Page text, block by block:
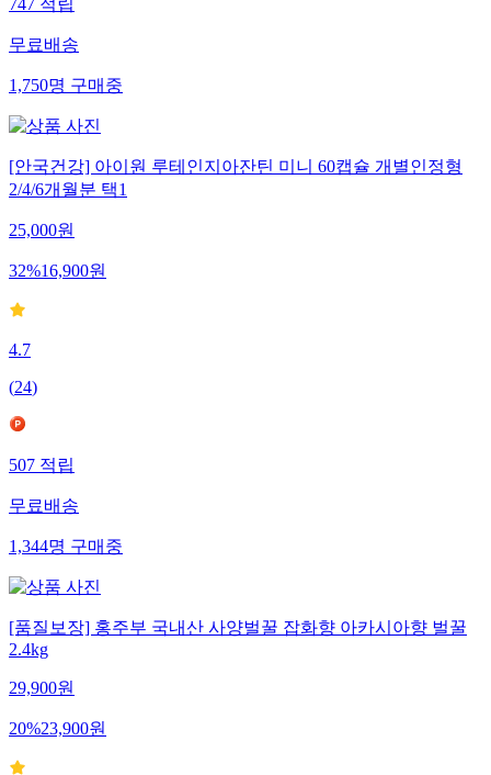
747적립
무료배송
1,750명구매중
[안국건강] 아이원 루테인지아잔틴 미니 60캡슐 개별인정형
2/4/6개월분 택1
25,000원
32%16,900원
4.7
(24)
507적립
무료배송
1,344명구매중
[품질보장] 홍주부 국내산 사양벌꿀 잡화향 아카시아향 벌꿀
2.4kg
29,900원
20%23,900원